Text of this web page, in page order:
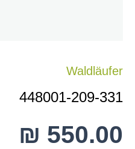
Waldläufer
448001-209-331
₪ 550.00